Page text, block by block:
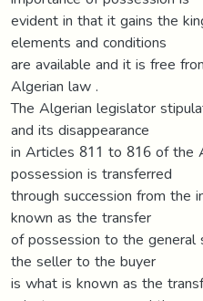
evident in that it gains the
elements and conditions
are available and it is free
Algerian law .
The Algerian legislator
and its disappearance
in Articles 811 to 816 of the
possession is transferred
through succession from the
known as the transfer
of possession to the general
the seller to the buyer
is what is known as the